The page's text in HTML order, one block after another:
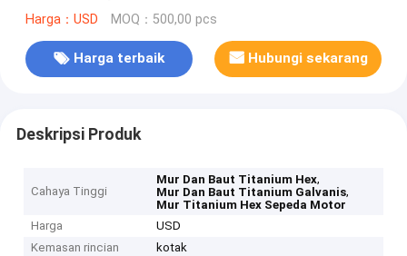
Harga：USD MOQ：500,00 pcs
Harga terbaik Hubungi sekarang
Deskripsi Produk
Cahaya Tinggi
Mur Dan Baut Titanium Hex,
Mur Dan Baut Titanium Galvanis,
Mur Titanium Hex Sepeda Motor
Harga
USD
Kemasan rincian
kotak